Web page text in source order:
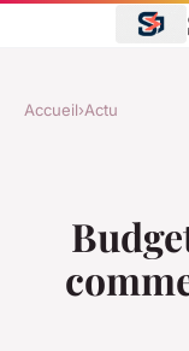
Accueil›Actu